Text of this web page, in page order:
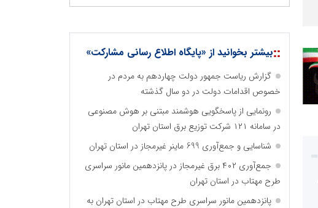
::بیشتر بخوانید از «پایگاه اطلاع رسانی مشارکت»
گزارش ریاست جمهور دولت چهاردهم به مردم در
خصوص اقدامات دولت در دو سال گذشته
رونمایی از پاسخگویی هوشمند مبتنی بر هوش مصنوعی
در سامانه ۱۲۱ شرکت توزیع برق استان تهران
شناسایی و جمع‌آوری 699 ماینر غیرمجاز در استان تهران
جمع‌آوری ۴۰۲ برق غیرمجاز در پانزدهمین مانور سراسری
طرح مهتاب در استان تهران
پانزدهمین مانور سراسری طرح مهتاب در استان تهران به